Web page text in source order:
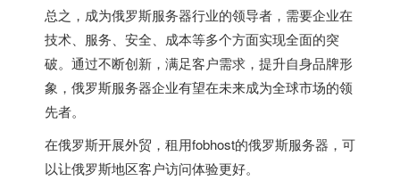
总之，成为俄罗斯服务器行业的领导者，需要企业在
技术、服务、安全、成本等多个方面实现全面的突
破。通过不断创新，满足客户需求，提升自身品牌形
象，俄罗斯服务器企业有望在未来成为全球市场的领
先者。
在俄罗斯开展外贸，租用fobhost的俄罗斯服务器 ，可
以让俄罗斯地区客户访问体验更好。